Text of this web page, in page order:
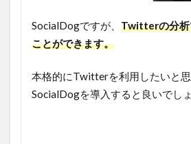
SocialDogですが、 Twitterの分析
ことができます。
本格的にTwitterを利用したいと思
SocialDogを導入すると良いでしょ